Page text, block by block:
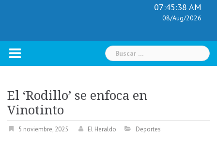
07:45:39 AM
08/Aug/2026
Buscar:
El ‘Rodillo’ se enfoca en
Vinotinto
5 noviembre, 2025 El Heraldo Deportes